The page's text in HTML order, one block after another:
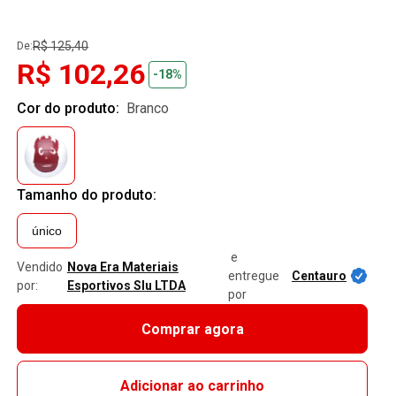
De:R$ 125,40
R$ 102,26 -18%
Cor do produto: branco
Tamanho do produto:
único
Vendido
por:
Nova Era Materiais
Esportivos Slu LTDA
e
entregue
por
Centauro
Comprar agora
Adicionar ao carrinho